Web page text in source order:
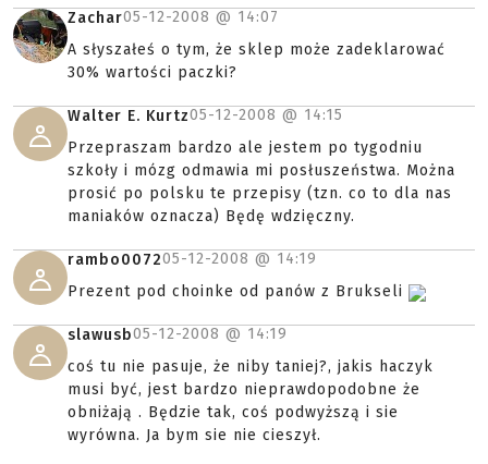
Zachar05-12-2008 @ 14:07
A słyszałeś o tym, że sklep może zadeklarować
30% wartości paczki?
Walter E. Kurtz05-12-2008 @ 14:15
Przepraszam bardzo ale jestem po tygodniu
szkoły i mózg odmawia mi posłuszeństwa. Można
prosić po polsku te przepisy (tzn. co to dla nas
maniaków oznacza) Będę wdzięczny.
rambo007205-12-2008 @ 14:19
Prezent pod choinke od panów z Brukseli
slawusb05-12-2008 @ 14:19
coś tu nie pasuje, że niby taniej?, jakis haczyk
musi być, jest bardzo nieprawdopodobne że
obniżają . Będzie tak, coś podwyższą i sie
wyrówna. Ja bym sie nie cieszył.